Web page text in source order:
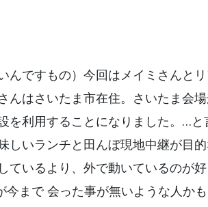
んですもの）今回はメイミさんと
はさいたま市在住。さいたま会
を利用することになりました。…と
しいランチと田んぼ現地中継が目
ているより、外で動いているのが
まで 会った事が無いような人かも